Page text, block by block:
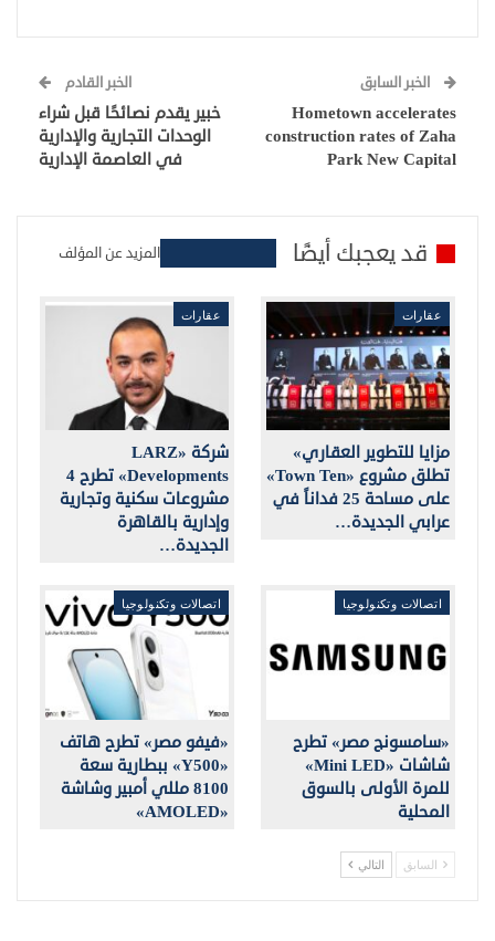
الخبر السابق
Hometown accelerates
construction rates of Zaha
Park New Capital
الخبر القادم
خبير يقدم نصائحًا قبل شراء
الوحدات التجارية والإدارية
في العاصمة الإدارية
قد يعجبك أيضًا المزيد عن المؤلف
عقارات
مزايا للتطوير العقاري»
تطلق مشروع «Town Ten»
على مساحة 25 فداناً في
عرابي الجديدة…
عقارات
شركة «LARZ
Developments» تطرح 4
مشروعات سكنية وتجارية
وإدارية بالقاهرة
الجديدة…
اتصالات وتكنولوجيا
«سامسونج مصر» تطرح
شاشات «Mini LED»
للمرة الأولى بالسوق
المحلية
اتصالات وتكنولوجيا
«فيفو مصر» تطرح هاتف
«Y500» ببطارية سعة
8100 مللي أمبير وشاشة
«AMOLED»
السابق التالي